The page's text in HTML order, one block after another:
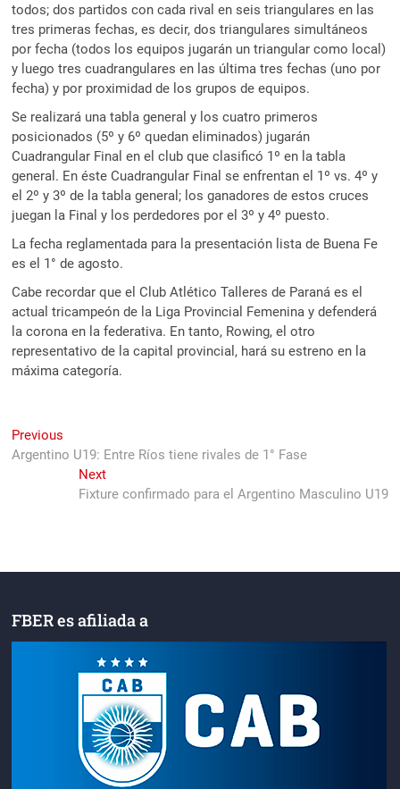
todos; dos partidos con cada rival en seis triangulares en las
tres primeras fechas, es decir, dos triangulares simultáneos
por fecha (todos los equipos jugarán un triangular como local)
y luego tres cuadrangulares en las última tres fechas (uno por
fecha) y por proximidad de los grupos de equipos.
Se realizará una tabla general y los cuatro primeros
posicionados (5º y 6º quedan eliminados) jugarán
Cuadrangular Final en el club que clasificó 1º en la tabla
general. En éste Cuadrangular Final se enfrentan el 1º vs. 4º y
el 2º y 3º de la tabla general; los ganadores de estos cruces
juegan la Final y los perdedores por el 3º y 4º puesto.
La fecha reglamentada para la presentación lista de Buena Fe
es el 1° de agosto.
Cabe recordar que el Club Atlético Talleres de Paraná es el
actual tricampeón de la Liga Provincial Femenina y defenderá
la corona en la federativa. En tanto, Rowing, el otro
representativo de la capital provincial, hará su estreno en la
máxima categoría.
Navegación
de
entradas
Previous
post:
Argentino U19: Entre Ríos tiene rivales de 1° Fase
NextNext
post:
Fixture confirmado para el Argentino Masculino U19
FBER es afiliada a